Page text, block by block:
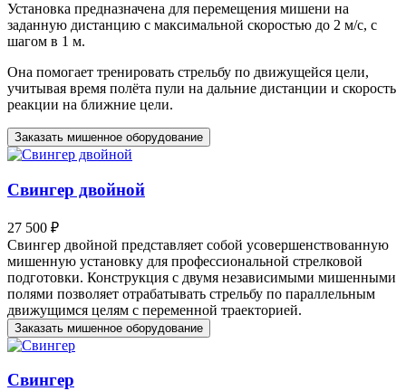
Установка предназначена для перемещения мишени на
заданную дистанцию с максимальной скоростью до 2 м/с, с
шагом в 1 м.
Она помогает тренировать стрельбу по движущейся цели,
учитывая время полёта пули на дальние дистанции и скорость
реакции на ближние цели.
Заказать мишенное оборудование
Свингер двойной
27 500 ₽
Свингер двойной представляет собой усовершенствованную
мишенную установку для профессиональной стрелковой
подготовки. Конструкция с двумя независимыми мишенными
полями позволяет отрабатывать стрельбу по параллельным
движущимся целям с переменной траекторией.
Заказать мишенное оборудование
Свингер